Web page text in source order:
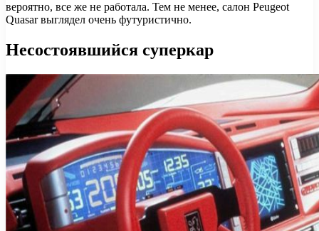
вероятно, все же не работала. Тем не менее, салон Peugeot
Quasar выглядел очень футуристично.
Несостоявшийся суперкар